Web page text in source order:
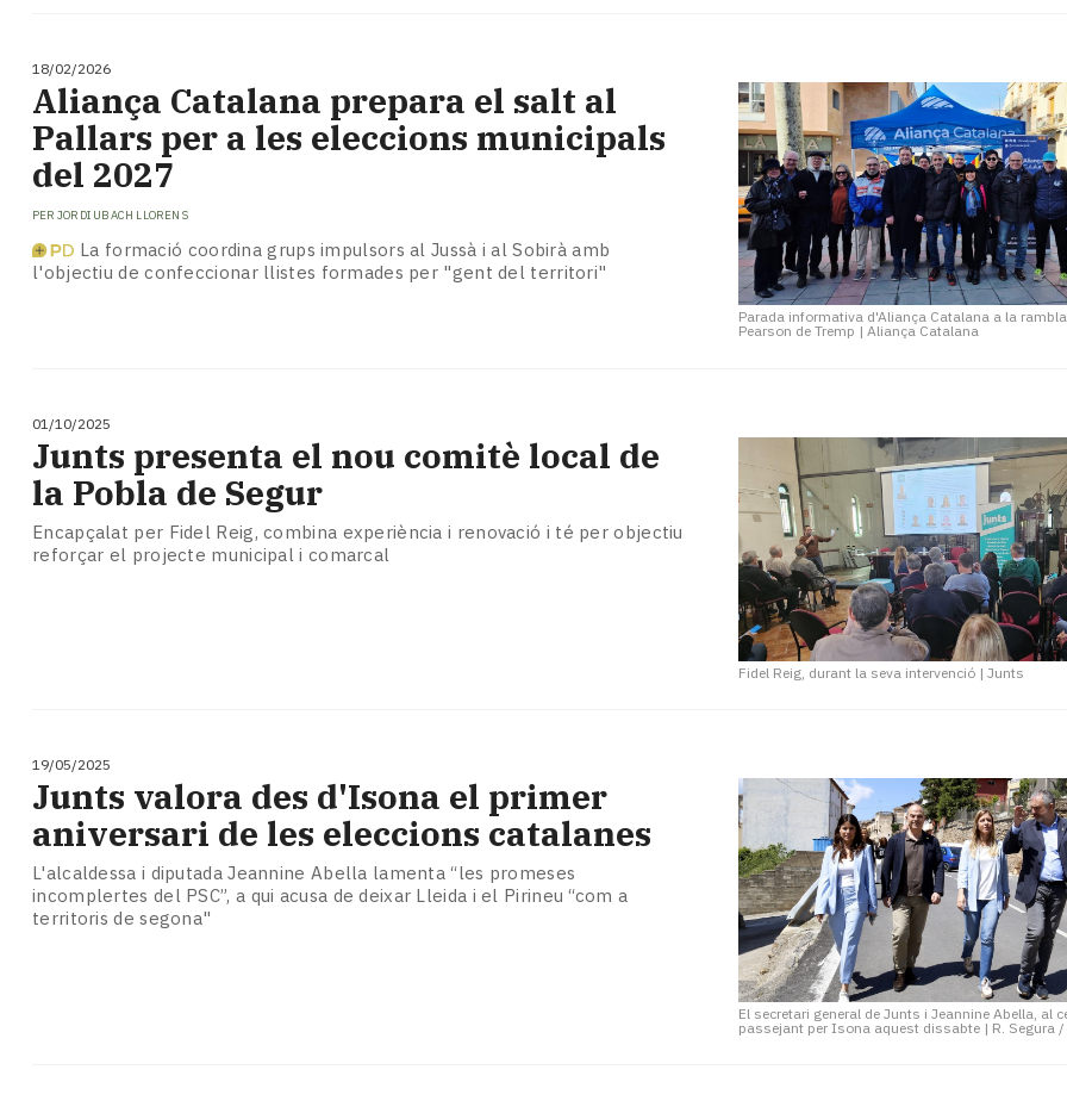
18/02/2026
Parada informativa d'Aliança Catalana a la
Pearson de Tremp |Aliança Catalana
Aliança Catalana prepara el salt al
Pallars per a les eleccions municipals
del 2027
PER JORDI UBACH LLORENS
La formació coordina grups impulsors al Jussà i al Sobirà amb
l'objectiu de confeccionar llistes formades per "gent del territori"
01/10/2025
Fidel Reig, durant la seva intervenció |Junts
Junts presenta el nou comitè local de
la Pobla de Segur
Encapçalat per Fidel Reig, combina experiència i renovació i té per objectiu
reforçar el projecte municipal i comarcal
19/05/2025
El secretari general de Junts i Jeannine Abella, al
passejant per Isona aquest dissabte | R. Segura /
Junts valora des d'Isona el primer
aniversari de les eleccions catalanes
L'alcaldessa i diputada Jeannine Abella lamenta “les promeses
incomplertes del PSC”, a qui acusa de deixar Lleida i el Pirineu “com a
territoris de segona"